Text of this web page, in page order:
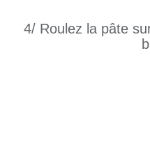
4/ Roulez la pâte